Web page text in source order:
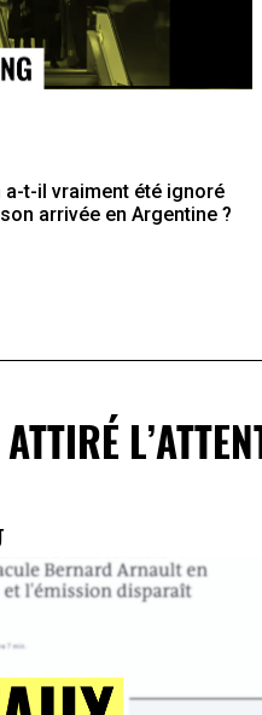
a-t-il vraiment été ignoré
arrivée en Argentine ?